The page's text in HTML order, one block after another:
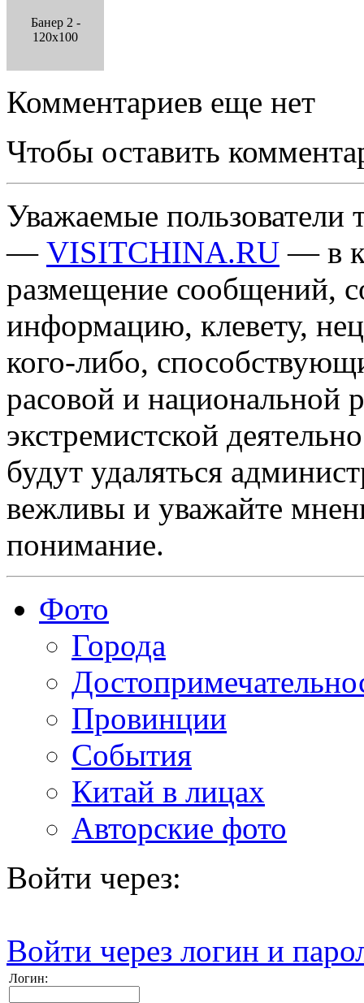
Банер 2 -
120x100
Комментариев еще нет
Чтобы оставить
Уважаемые пользователи
— VISITCHINA.RU — в
размещение сообщений,
информацию, клевету,
кого-либо,
расовой и национальной
экстремистской
будут удаляться
вежливы и уважайте
понимание.
Фото
Города
Провинции
События
Китай в лицах
Авторские фото
Войти через:
Войти через логин и
Логин: